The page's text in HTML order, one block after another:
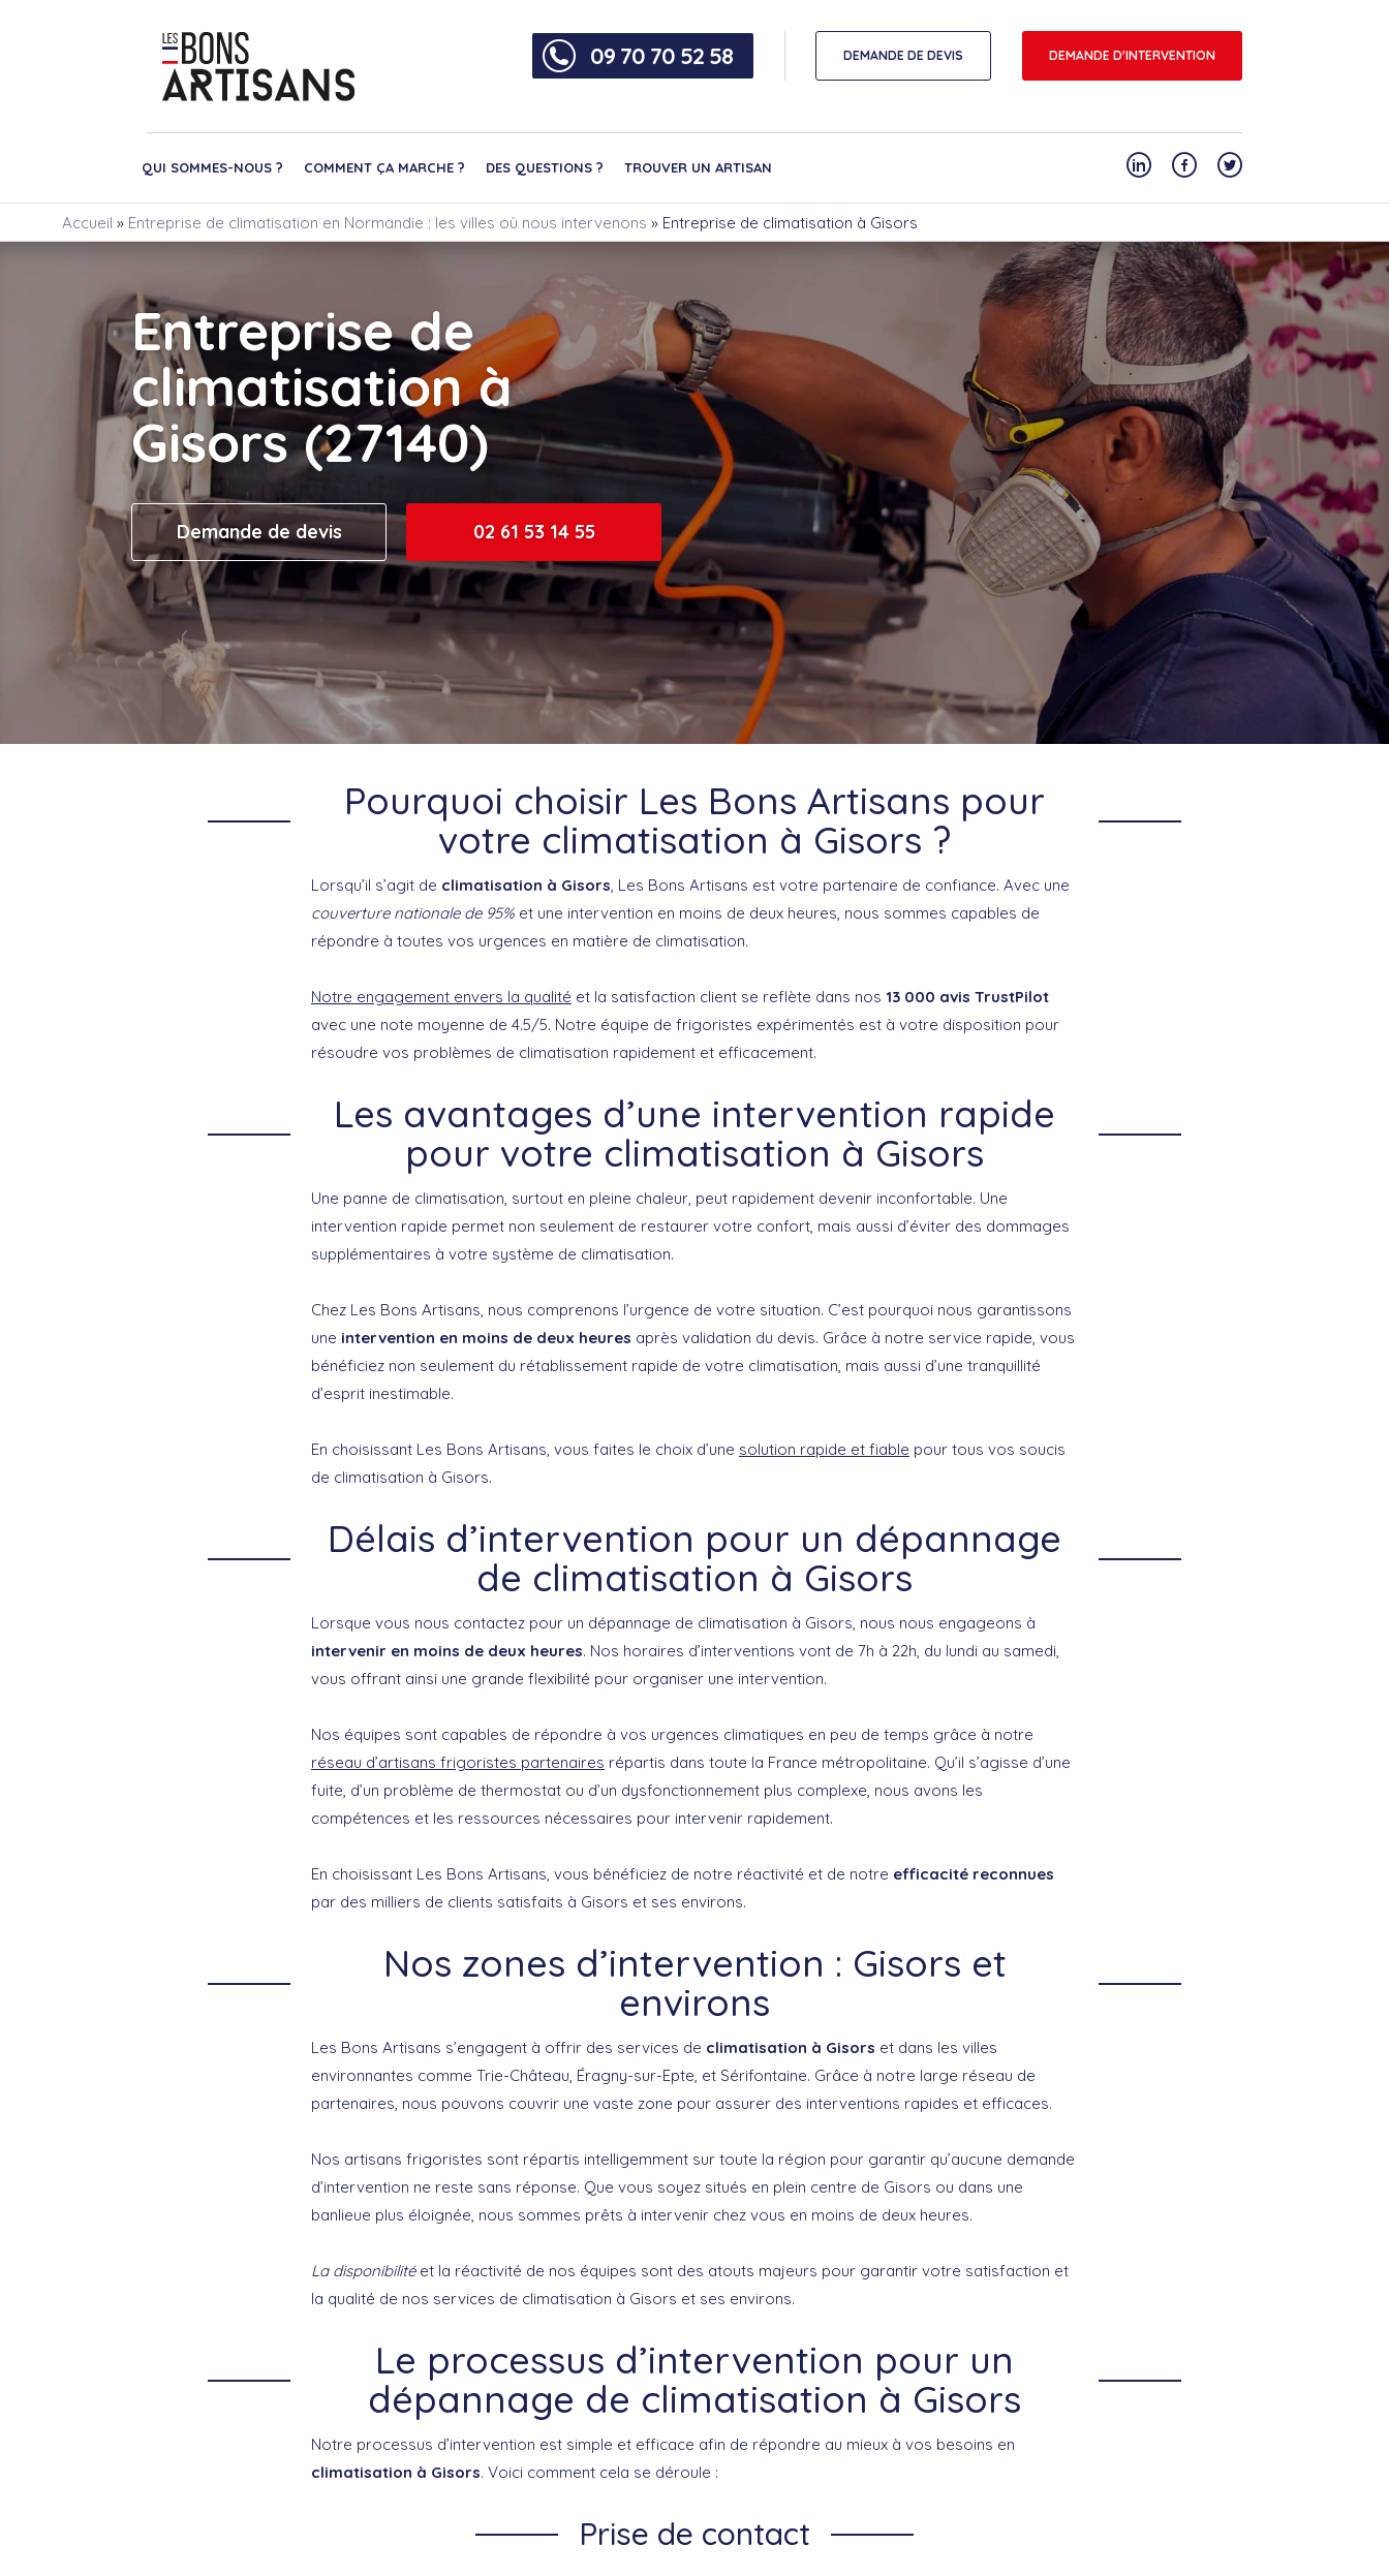
09 70 70 52 58 DEMANDE DE DEVIS DEMANDE D'INTERVENTION
QUI SOMMES-NOUS ? COMMENT ÇA MARCHE ? DES QUESTIONS ? TROUVER UN ARTISAN
Accueil » Entreprise de climatisation en Normandie : les villes où nous intervenons » Entreprise de climatisation à Gisors
Entreprise de
climatisation à
Gisors (27140)
Demande de devis 02 61 53 14 55
Pourquoi choisir Les Bons Artisans pour
votre climatisation à Gisors ?
Lorsqu’il s’agit de climatisation à Gisors, Les Bons Artisans est votre partenaire de confiance. Avec une
couverture nationale de 95% et une intervention en moins de deux heures, nous sommes capables de
répondre à toutes vos urgences en matière de climatisation.
Notre engagement envers la qualité et la satisfaction client se reflète dans nos 13 000 avis TrustPilot
avec une note moyenne de 4.5/5. Notre équipe de frigoristes expérimentés est à votre disposition pour
résoudre vos problèmes de climatisation rapidement et efficacement.
Les avantages d’une intervention rapide
pour votre climatisation à Gisors
Une panne de climatisation, surtout en pleine chaleur, peut rapidement devenir inconfortable. Une
intervention rapide permet non seulement de restaurer votre confort, mais aussi d’éviter des dommages
supplémentaires à votre système de climatisation.
Chez Les Bons Artisans, nous comprenons l’urgence de votre situation. C’est pourquoi nous garantissons
une intervention en moins de deux heures après validation du devis. Grâce à notre service rapide, vous
bénéficiez non seulement du rétablissement rapide de votre climatisation, mais aussi d’une tranquillité
d’esprit inestimable.
En choisissant Les Bons Artisans, vous faites le choix d’une solution rapide et fiable pour tous vos soucis
de climatisation à Gisors.
Délais d’intervention pour un dépannage
de climatisation à Gisors
Lorsque vous nous contactez pour un dépannage de climatisation à Gisors, nous nous engageons à
intervenir en moins de deux heures. Nos horaires d’interventions vont de 7h à 22h, du lundi au samedi,
vous offrant ainsi une grande flexibilité pour organiser une intervention.
Nos équipes sont capables de répondre à vos urgences climatiques en peu de temps grâce à notre
réseau d’artisans frigoristes partenaires répartis dans toute la France métropolitaine. Qu’il s’agisse d’une
fuite, d’un problème de thermostat ou d’un dysfonctionnement plus complexe, nous avons les
compétences et les ressources nécessaires pour intervenir rapidement.
En choisissant Les Bons Artisans, vous bénéficiez de notre réactivité et de notre efficacité reconnues
par des milliers de clients satisfaits à Gisors et ses environs.
Nos zones d’intervention : Gisors et
environs
Les Bons Artisans s’engagent à offrir des services de climatisation à Gisors et dans les villes
environnantes comme Trie-Château, Éragny-sur-Epte, et Sérifontaine. Grâce à notre large réseau de
partenaires, nous pouvons couvrir une vaste zone pour assurer des interventions rapides et efficaces.
Nos artisans frigoristes sont répartis intelligemment sur toute la région pour garantir qu’aucune demande
d’intervention ne reste sans réponse. Que vous soyez situés en plein centre de Gisors ou dans une
banlieue plus éloignée, nous sommes prêts à intervenir chez vous en moins de deux heures.
La disponibilitéet la réactivité de nos équipes sont des atouts majeurs pour garantir votre satisfaction et
la qualité de nos services de climatisation à Gisors et ses environs.
Le processus d’intervention pour un
dépannage de climatisation à Gisors
Notre processus d’intervention est simple et efficace afin de répondre au mieux à vos besoins en
climatisation à Gisors. Voici comment cela se déroule :
Prise de contact